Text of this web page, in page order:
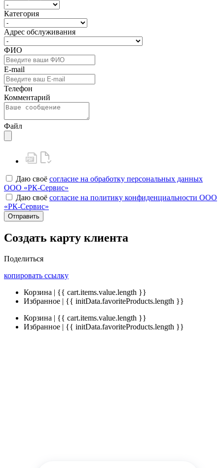
Категория
Адрес обслуживания
ФИО
E-mail
Телефон
Комментарий
Файл
Даю своё согласие на обработку персональных данных
ООО «РК-Сервис»
Даю своё согласие на политику конфиденциальности ООО
«РК-Сервис»
Отправить
Создать карту клиента
Поделиться
копировать ссылку
Корзина | {{ cart.items.value.length }}
Избранное | {{ initData.favoriteProducts.length }}
Корзина | {{ cart.items.value.length }}
Избранное | {{ initData.favoriteProducts.length }}